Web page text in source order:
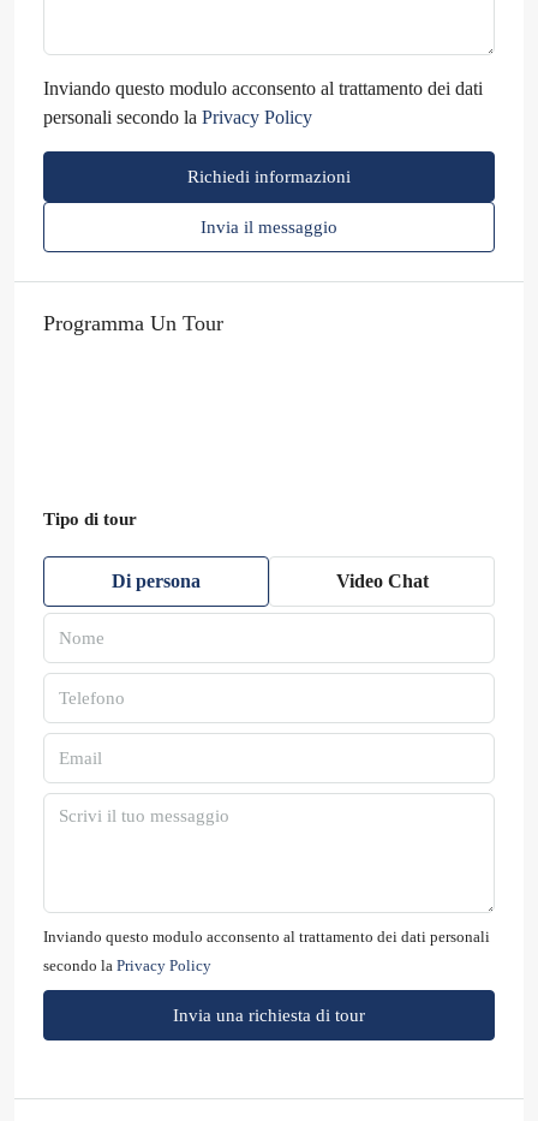
Inviando questo modulo acconsento al trattamento dei dati
personali secondo la Privacy Policy
Richiedi informazioni
Invia il messaggio
Programma Un Tour
Tipo di tour
Di persona Video Chat
Inviando questo modulo acconsento al trattamento dei dati personali
secondo la Privacy Policy
Invia una richiesta di tour